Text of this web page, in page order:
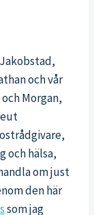
och vår
Morgan,
och hälsa,
om just
den här
som jag